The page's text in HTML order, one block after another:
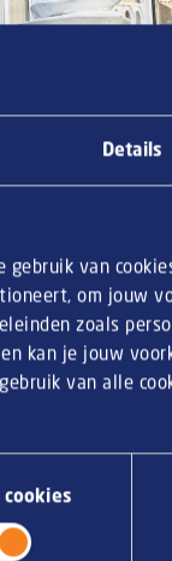
Details
van
om jouw
zoals
kan je jouw
van alle
aanbod: friet,
snacks die
heel lang
van Mora